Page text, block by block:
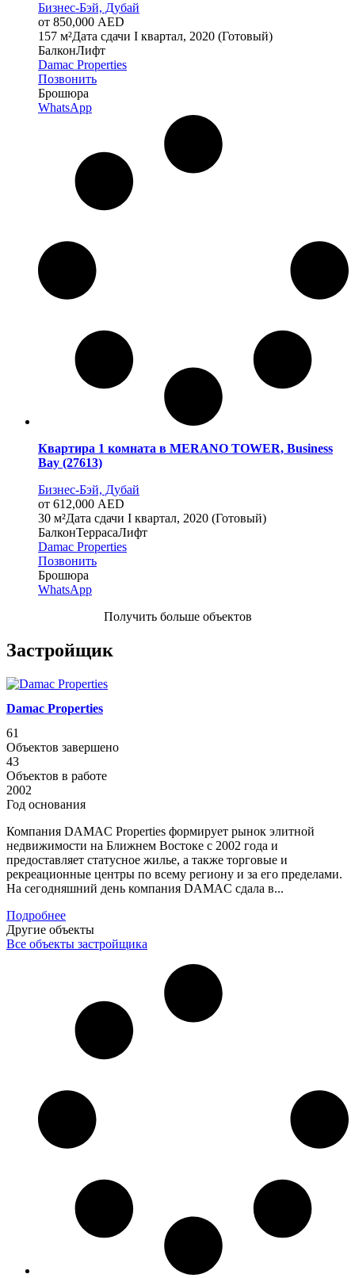
Бизнес-Бэй, Дубай
от 850,000 AED
1 57 м²Дата сдачи I квартал, 2020 (Готовый)
БалконЛифт
Damac Properties
Позвонить
Брошюра
WhatsApp
Квартира 1 комната в MERANO TOWER, Business
Bay (27613)
Бизнес-Бэй, Дубай
от 612,000 AED
30 м²Дата сдачи I квартал, 2020 (Готовый)
БалконТеррасаЛифт
Damac Properties
Позвонить
Брошюра
WhatsApp
Получить больше объектов
Застройщик
Damac Properties
61
Объектов завершено
43
Объектов в работе
2002
Год основания
Компания DAMAC Properties формирует рынок элитной
недвижимости на Ближнем Востоке с 2002 года и
предоставляет статусное жилье, а также торговые и
рекреационные центры по всему региону и за его пределами.
На сегодняшний день компания DAMAC сдала в...
Подробнее
Другие объекты
Все объекты застройщика